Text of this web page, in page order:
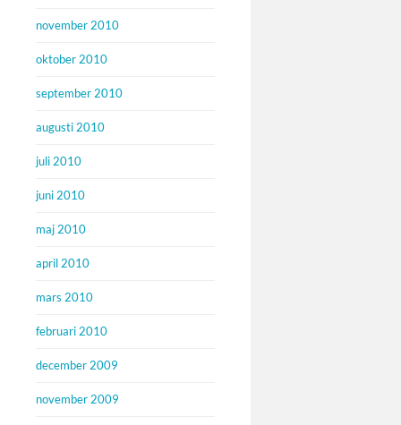
november 2010
oktober 2010
september 2010
augusti 2010
juli 2010
juni 2010
maj 2010
april 2010
mars 2010
februari 2010
december 2009
november 2009